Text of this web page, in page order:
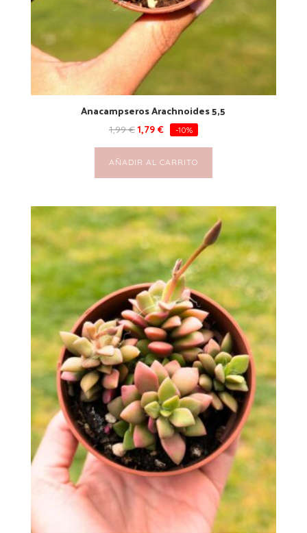
Anacampseros Arachnoides 5,5
1,99€ 1,79 € -10%
AÑADIR AL CARRITO